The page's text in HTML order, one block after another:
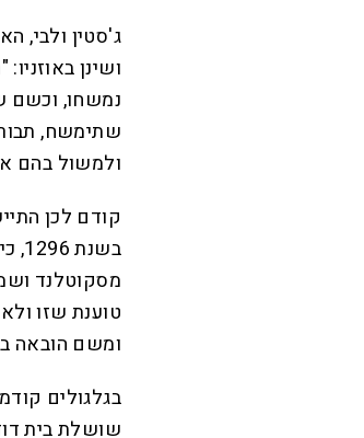
ג'סטין ולבי,
ושינן
נמשחו, וכשם
שתימשח,
ולמשול בהם
קודם לכן
טוענת שזו
ומשם הובאה
בגלגולים
שושלת בית